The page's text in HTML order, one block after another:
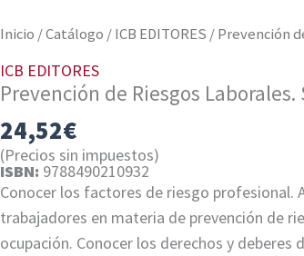
Inicio /Catálogo /ICB EDITORES / Prevención
ICB EDITORES
Prevención de Riesgos
24,52€
(Precios sin impuestos)
ISBN: 9788490210932
Conocer los factores de riesgo profesional.
trabajadores en materia de prevención de
ocupación. Conocer los derechos y